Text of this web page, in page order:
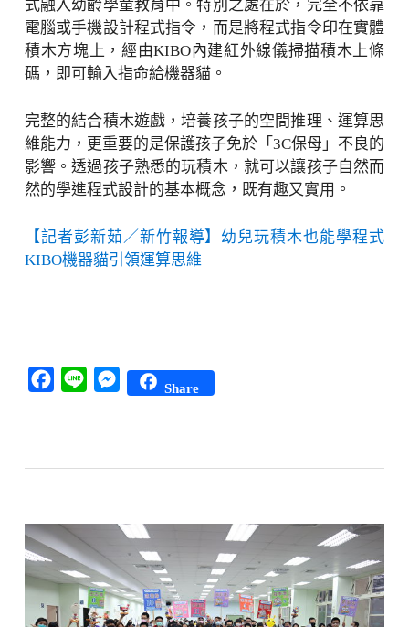
式融入幼齡學童教育中。特別之處在於，完全不依靠
電腦或手機設計程式指令，而是將程式指令印在實體
積木方塊上，經由KIBO內建紅外線儀掃描積木上條
碼，即可輸入指命給機器貓。
完整的結合積木遊戲，培養孩子的空間推理、運算思
維能力，更重要的是保護孩子免於「3C保母」不良的
影響。透過孩子熟悉的玩積木，就可以讓孩子自然而
然的學進程式設計的基本概念，既有趣又實用。
【記者彭新茹／新竹報導】幼兒玩積木也能學程式
KIBO機器貓引領運算思維
Facebook
Line Messenger
Share